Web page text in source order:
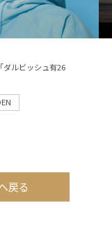
ダルビッシュ有26
戻る